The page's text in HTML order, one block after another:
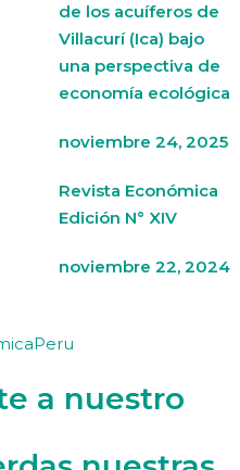
de los acuíferos de
Villacurí (Ica) bajo
una perspectiva de
economía ecológica
noviembre 24, 2025
Revista Económica
Edición N° XIV
noviembre 22, 2024
a nuestro